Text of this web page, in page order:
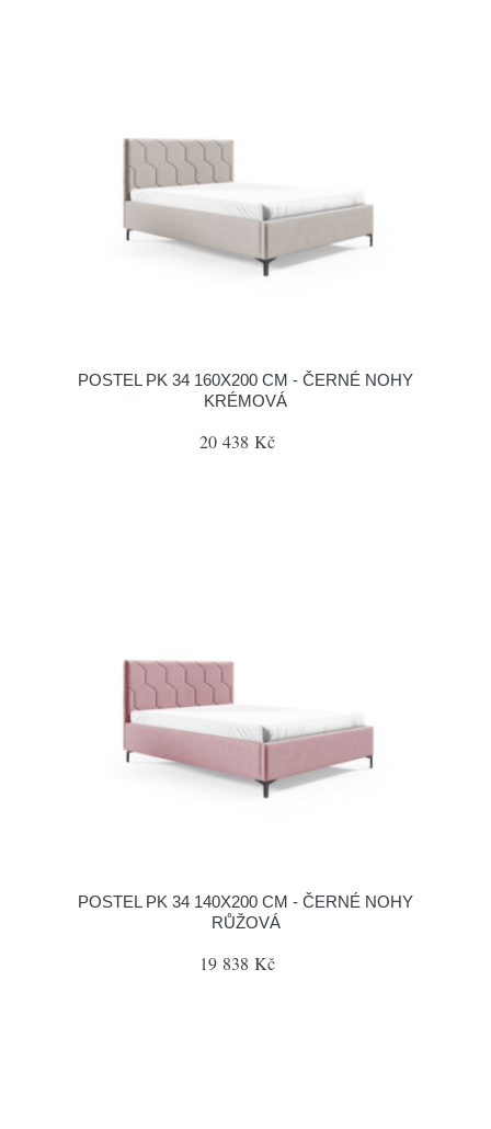
POSTEL PK 34 160X200 CM - ČERNÉ NOHY
KRÉMOVÁ
20 438 Kč
POSTEL PK 34 140X200 CM - ČERNÉ NOHY
RŮŽOVÁ
19 838 Kč